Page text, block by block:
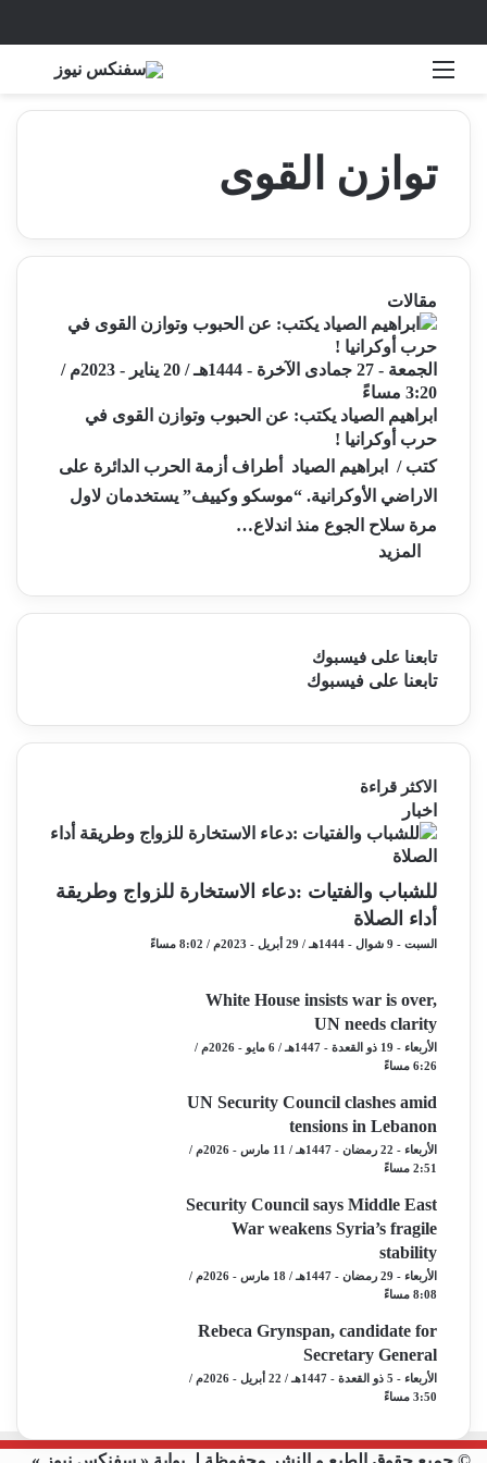
توازن القوى
مقالات
الجمعة - 27 جمادى الآخرة - 1444هـ / 20 يناير - 2023م /
3:20 مساءً
ابراهيم الصياد يكتب: عن الحبوب وتوازن القوى في
حرب أوكرانيا !
كتب / ابراهيم الصياد أطراف أزمة الحرب الدائرة على
الاراضي الأوكرانية. “موسكو وكييف” يستخدمان لاول
مرة سلاح الجوع منذ اندلاع…
المزيد
تابعنا على فيسبوك
تابعنا على فيسبوك
الاكثر قراءة
اخبار
للشباب والفتيات :دعاء الاستخارة للزواج وطريقة
أداء الصلاة
السبت - 9 شوال - 1444هـ / 29 أبريل - 2023م / 8:02 مساءً
White House insists war is over,
UN needs clarity
الأربعاء - 19 ذو القعدة - 1447هـ / 6 مايو - 2026م /
6:26 مساءً
UN Security Council clashes amid
tensions in Lebanon
الأربعاء - 22 رمضان - 1447هـ / 11 مارس - 2026م /
2:51 مساءً
Security Council says Middle East
War weakens Syria’s fragile
stability
الأربعاء - 29 رمضان - 1447هـ / 18 مارس - 2026م /
8:08 مساءً
Rebeca Grynspan, candidate for
Secretary General
الأربعاء - 5 ذو القعدة - 1447هـ / 22 أبريل - 2026م /
3:50 مساءً